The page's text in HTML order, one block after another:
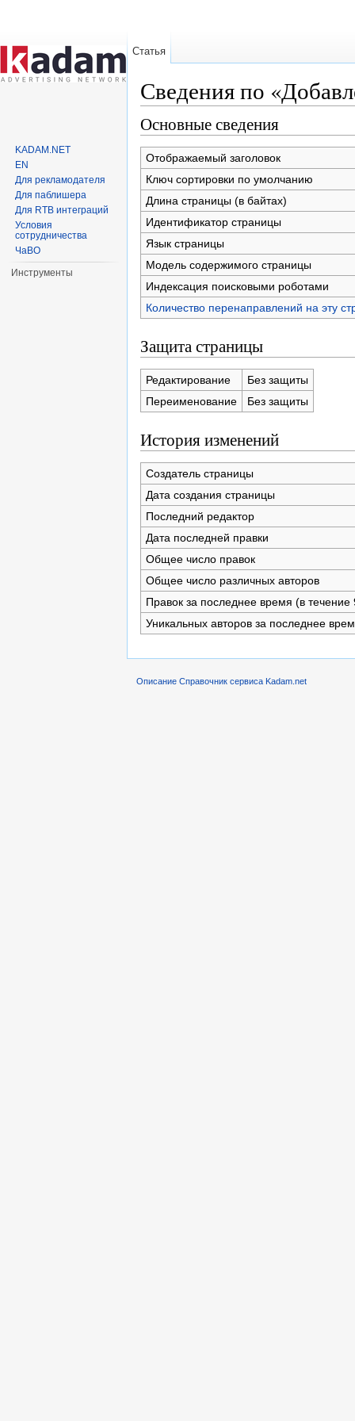
Сведения по
Перейти к:навигация,поиск
Основные сведения
Отображаемый заголовок
Ключ сортировки по умолчанию
Длина страницы (в байтах)
Идентификатор страницы
Язык страницы
Модель содержимого страницы
Индексация поисковыми роботами
Количество перенаправлений на эту
Защита страницы
Редактирование
Без защиты
Переименование
Без защиты
История изменений
Создатель страницы
Дата создания страницы
Последний редактор
Дата последней правки
Общее число правок
Общее число различных авторов
Правок за последнее время (в течение
Уникальных авторов за последнее
Статья
KADAM.NET
EN
Для рекламодателя
Для паблишера
Для RTB интеграций
Условия
сотрудничества
ЧаВО
Инструменты
Описание Справочник сервиса Kadam.net